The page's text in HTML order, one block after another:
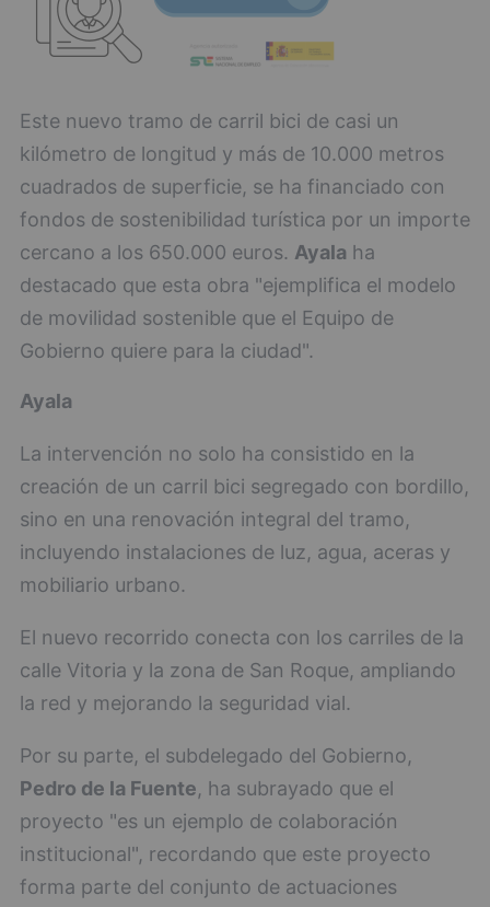
Este nuevo tramo de carril bici de casi un
kilómetro de longitud y más de 10.000 metros
cuadrados de superficie, se ha financiado con
fondos de sostenibilidad turística por un importe
cercano a los 650.000 euros. Ayala ha
destacado que esta obra "ejemplifica el modelo
de movilidad sostenible que el Equipo de
Gobierno quiere para la ciudad".
Ayala
La intervención no solo ha consistido en la
creación de un carril bici segregado con bordillo,
sino en una renovación integral del tramo,
incluyendo instalaciones de luz, agua, aceras y
mobiliario urbano.
El nuevo recorrido conecta con los carriles de la
calle Vitoria y la zona de San Roque, ampliando
la red y mejorando la seguridad vial.
Por su parte, el subdelegado del Gobierno,
Pedro de la Fuente, ha subrayado que el
proyecto "es un ejemplo de colaboración
institucional", recordando que este proyecto
forma parte del conjunto de actuaciones